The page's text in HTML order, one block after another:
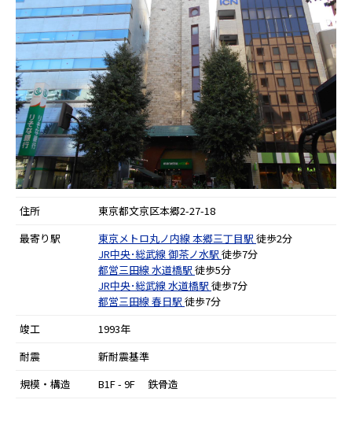
住所
東京都文京区本郷2-27-18
最寄り駅
東京メトロ丸ノ内線本郷三丁目駅 徒歩2分
JR中央･総武線御茶ノ水駅 徒歩7分
都営三田線水道橋駅 徒歩5分
JR中央･総武線水道橋駅 徒歩7分
都営三田線春日駅 徒歩7分
竣工
1993年
耐震
新耐震基準
規模・構造
B1F - 9F 鉄骨造